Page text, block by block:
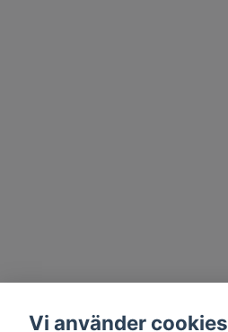
Vi använder cookies